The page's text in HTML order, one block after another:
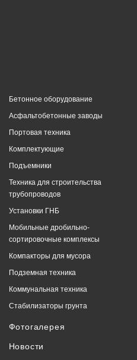
Бетонное оборудование
Асфальтобетонные заводы
Портовая техника
Комплектующие
Подъемники
Техника для строительства
трубопроводов
Установки ГНБ
Мобильные дробильно-
сортировочные комплексы
Компакторы для мусора
Подземная техника
Коммунальная техника
Стабилизаторы грунта
Фотогалерея
Новости